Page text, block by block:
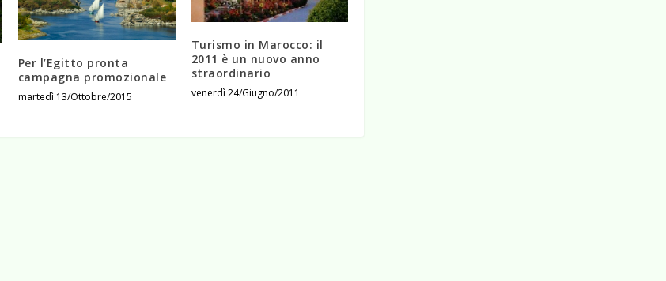
Per l’Egitto pronta
campagna promozionale
martedì 13/Ottobre/2015
Turismo in Marocco: il
2011 è un nuovo anno
straordinario
venerdì 24/Giugno/2011